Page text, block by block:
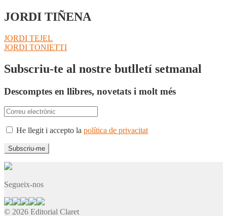
JORDI TIÑENA
Navegació
d'entrades
Entrada
anterior:
JORDI TEJEL
Pròxima
JORDI TONIETTI
Subscriu-te al nostre butlletí setmanal
Descomptes en llibres, novetats i molt més
He llegit i accepto la política de privacitat
Segueix-nos
© 2026 Editorial Claret